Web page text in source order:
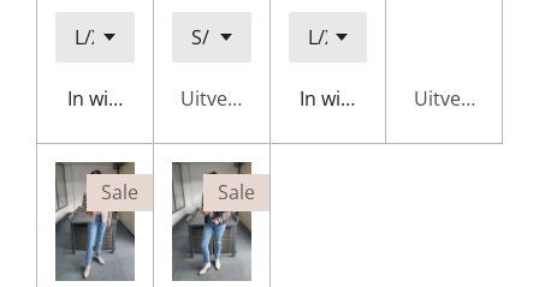
In winkelwagenUitverkocht In winkelwagenUitverkocht
Sale Sale